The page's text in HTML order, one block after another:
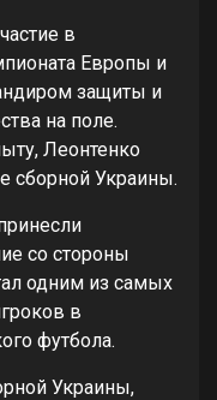
в
Европы и
защиты и
на поле.
Леонтенко
сборной Украины.
со стороны
одним из самых
в
футбола.
Украины,